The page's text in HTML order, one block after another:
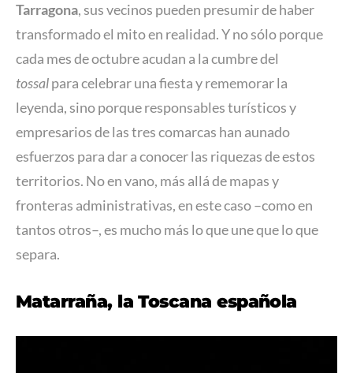
Tarragona, sus vecinos pueden presumir de haber
transformado el mito en realidad. Y no sólo porque
cada mes de octubre acudan a la cumbre del
tossalpara celebrar una fiesta y rememorar la
leyenda, sino porque responsables turísticos y
empresarios de las tres comarcas han aunado
esfuerzos para dar a conocer las riquezas de estos
territorios. No en vano, más allá de mapas y
fronteras administrativas, en este caso –como en
tantos otros–, es mucho más lo que une que lo que
separa.
Matarraña, la Toscana española